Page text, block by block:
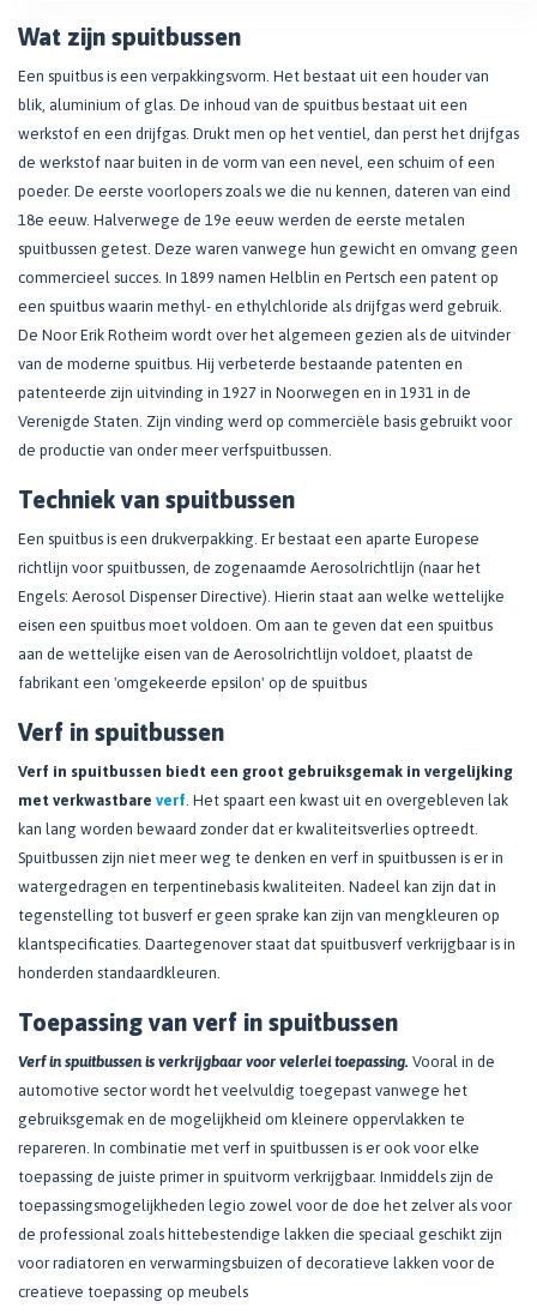
Wat zijn spuitbussen
Een spuitbus is een verpakkingsvorm. Het bestaat uit een houder van
blik, aluminium of glas. De inhoud van de spuitbus bestaat uit een
werkstof en een drijfgas. Drukt men op het ventiel, dan perst het drijfgas
de werkstof naar buiten in de vorm van een nevel, een schuim of een
poeder. De eerste voorlopers zoals we die nu kennen, dateren van eind
18e eeuw. Halverwege de 19e eeuw werden de eerste metalen
spuitbussen getest. Deze waren vanwege hun gewicht en omvang geen
commercieel succes. In 1899 namen Helblin en Pertsch een patent op
een spuitbus waarin methyl- en ethylchloride als drijfgas werd gebruik.
De Noor Erik Rotheim wordt over het algemeen gezien als de uitvinder
van de moderne spuitbus. Hij verbeterde bestaande patenten en
patenteerde zijn uitvinding in 1927 in Noorwegen en in 1931 in de
Verenigde Staten. Zijn vinding werd op commerciële basis gebruikt voor
de productie van onder meer verfspuitbussen.​​
​Techniek van spuitbussen
Een spuitbus is een drukverpakking. Er bestaat een aparte Europese
richtlijn voor spuitbussen, de zogenaamde Aerosolrichtlijn (naar het
Engels: Aerosol Dispenser Directive). Hierin staat aan welke wettelijke
eisen een spuitbus moet voldoen. Om aan te geven dat een spuitbus
aan de wettelijke eisen van de Aerosolrichtlijn voldoet, plaatst de
fabrikant een 'omgekeerde epsilon' op de spuitbus
​Verf in spuitbussen
Verf in spuitbussen biedt een groot gebruiksgemak in vergelijking
met verkwastbare verf. Het spaart een kwast uit en overgebleven lak
kan lang worden bewaard zonder dat er kwaliteitsverlies optreedt.
Spuitbussen zijn niet meer weg te denken en verf in spuitbussen is er in
watergedragen en terpentinebasis kwaliteiten. Nadeel kan zijn dat in
tegenstelling tot busverf er geen sprake kan zijn van mengkleuren op
klantspecificaties. Daartegenover staat dat spuitbusverf verkrijgbaar is in
honderden standaardkleuren.
Toepassing van verf in spuitbussen
Verf in spuitbussen is verkrijgbaar voor velerlei toepassing. Vooral in de
automotive sector wordt het veelvuldig toegepast vanwege het
gebruiksgemak en de mogelijkheid om kleinere oppervlakken te
repareren. In combinatie met verf in spuitbussen is er ook voor elke
toepassing de juiste primer in spuitvorm verkrijgbaar. Inmiddels zijn de
toepassingsmogelijkheden legio zowel voor de doe het zelver als voor
de professional zoals hittebestendige lakken die speciaal geschikt zijn
voor radiatoren en verwarmingsbuizen of decoratieve lakken voor de
creatieve toepassing op meubels